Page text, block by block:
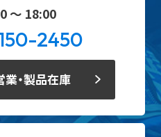
～ 18:00
2450
業・製品在庫